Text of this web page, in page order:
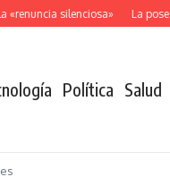
silenciosa» La
Política Salud